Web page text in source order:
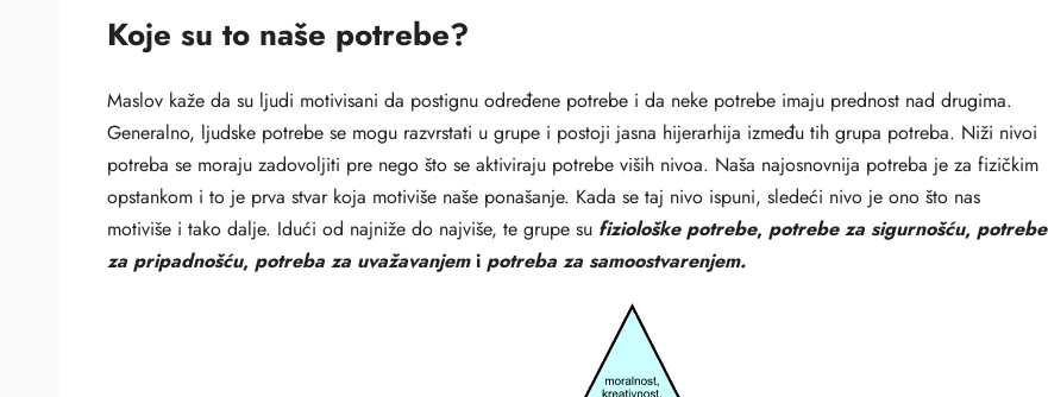
Koje su to naše potrebe?
Maslov kaže da su ljudi motivisani da postignu određene potrebe i da neke potrebe imaju prednost nad drugima.
Generalno, ljudske potrebe se mogu razvrstati u grupe i postoji jasna hijerarhija između tih grupa potreba. Niži nivoi
potreba se moraju zadovoljiti pre nego što se aktiviraju potrebe viših nivoa. Naša najosnovnija potreba je za fizičkim
opstankom i to je prva stvar koja motiviše naše ponašanje. Kada se taj nivo ispuni, sledeći nivo je ono što nas
motiviše i tako dalje. Idući od najniže do najviše, te grupe su fiziološke potrebe, potrebe za sigurnošću, potrebe
za pripadnošću, potreba za uvažavanjemi potreba za samoostvarenjem.